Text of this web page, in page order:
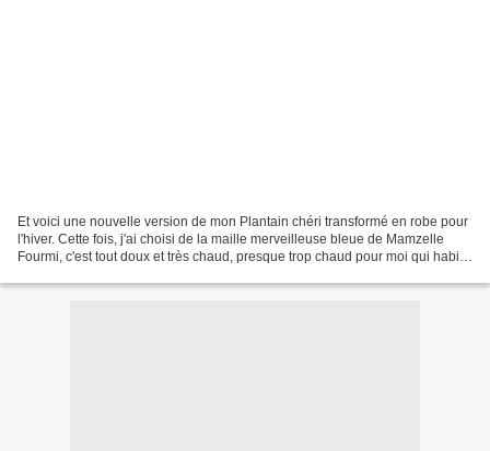
Et voici une nouvelle version de mon Plantain chéri transformé en robe pour
l'hiver. Cette fois, j'ai choisi de la maille merveilleuse bleue de Mamzelle
Fourmi, c'est tout doux et très chaud, presque trop chaud pour moi qui habite